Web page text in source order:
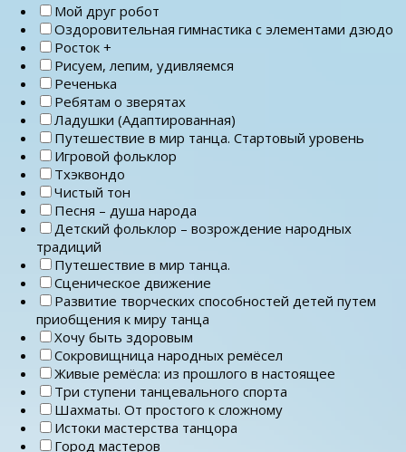
Мой друг робот
Оздоровительная гимнастика с элементами дзюдо
Росток +
Рисуем, лепим, удивляемся
Реченька
Ребятам о зверятах
Ладушки (Адаптированная)
Путешествие в мир танца. Стартовый уровень
Игровой фольклор
Тхэквондо
Чистый тон
Песня – душа народа
Детский фольклор – возрождение народных
традиций
Путешествие в мир танца.
Сценическое движение
Развитие творческих способностей детей путем
приобщения к миру танца
Хочу быть здоровым
Сокровищница народных ремёсел
Живые ремёсла: из прошлого в настоящее
Три ступени танцевального спорта
Шахматы. От простого к сложному
Истоки мастерства танцора
Город мастеров